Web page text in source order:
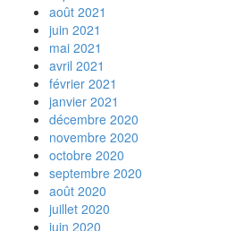
août 2021
juin 2021
mai 2021
avril 2021
février 2021
janvier 2021
décembre 2020
novembre 2020
octobre 2020
septembre 2020
août 2020
juillet 2020
juin 2020